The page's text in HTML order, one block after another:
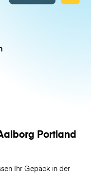
Portland
Ihr Gepäck in der